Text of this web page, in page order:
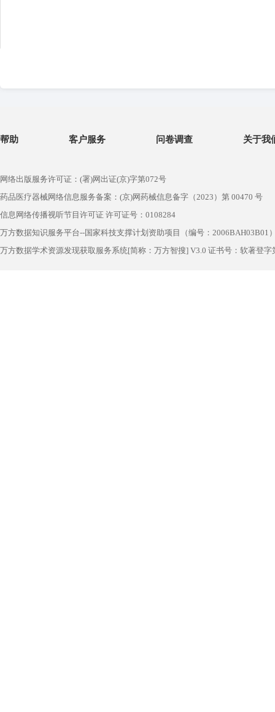
帮助 客户服务 问卷调查 关于我
网络出版服务许可证：(署)网出证(京)字第072号
药品医疗器械网络信息服务备案：(京)网药械信息备字（2023）第 00470 号
信息网络传播视听节目许可证 许可证号：0108284
万方数据知识服务平台--国家科技支撑计划资助项目（编号：2006BAH03B01
万方数据学术资源发现获取服务系统[简称：万方智搜] V3.0 证书号：软著登字